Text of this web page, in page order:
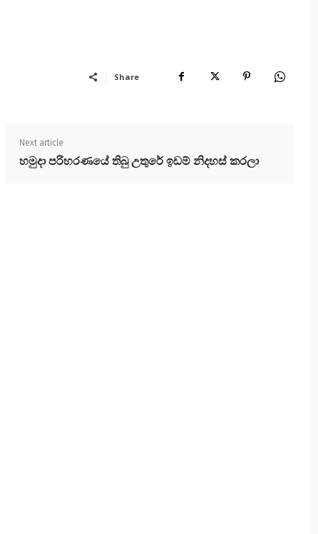
Share
Next article
හමුදා පරිහරණයේ තිබු උතුරේ ඉඩම් නිදහස් කරලා